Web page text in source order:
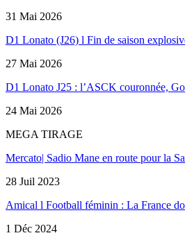
31 Mai 2026
D1 Lonato (J26) l Fin de saison
27 Mai 2026
D1 Lonato J25 : l’ASCK couronnée,
24 Mai 2026
MEGA TIRAGE
Mercato| Sadio Mane en route pour la
28 Juil 2023
Amical l Football féminin : La France
1 Déc 2024